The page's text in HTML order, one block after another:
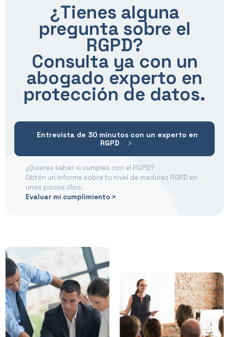
¿Tienes alguna
pregunta sobre el
RGPD?
Consulta ya con un
abogado experto en
protección de datos.
Entrevista de 30 minutos con un experto en
RGPD
¿Quieres saber si cumples con el RGPD?
Obtén un informe sobre tu nivel de madurez RGPD en
unos pocos clics.
Evaluar mi cumplimiento >